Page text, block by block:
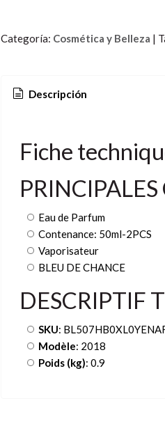
Categoría: Cosmética y Belleza |
Descripción
Fiche
Eau de Parfum
Contenance: 50ml-2PCS
Vaporisateur
BLEU DE CHANCE
DESCRIPTIF
SKU:
Modèle: 2018
Poids (kg): 0.9